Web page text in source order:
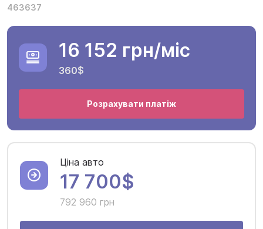
463637
16 152 грн/міс
360$
Розрахувати платіж
Ціна авто
17 700$
792 960 грн